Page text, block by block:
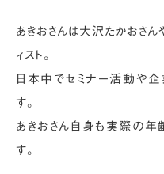
あきおさんは大沢たかおさ
ィスト。
日本中でセミナー活動や企
す。
あきおさん自身も実際の年
す。